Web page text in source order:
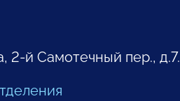
2-й Самотечный пер., д.7.